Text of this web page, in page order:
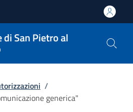
di San Pietro al
/
generica"